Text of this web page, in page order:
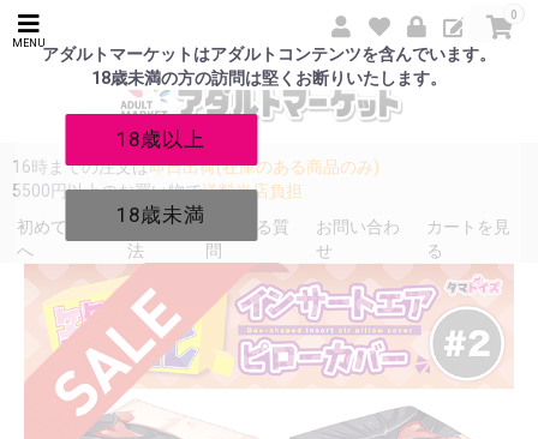
アダルトマーケットはアダルトコンテンツを含んでいます。
18歳未満の方の訪問は堅くお断りいたします。
18歳以上
18歳未満
MENU
0
16時までの注文は即日出荷(在庫のある商品のみ)
5500円以上のお買い物で送料当店負担
初めての方
へ
発送方
法
よくある質
問
お問い合わ
せ
カートを見
る